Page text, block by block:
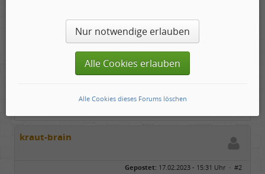
ganze Magazin, auf jeden Fall!
Viel Spaß dabei wünscht Lutz
Without Music the world would B Flat
kraut-brain
Gepostet: 17.02.2023 - 15:31 Uhr · #2
Nur notwendige erlauben
Alle Cookies erlauben
Alle Cookies dieses Forums löschen